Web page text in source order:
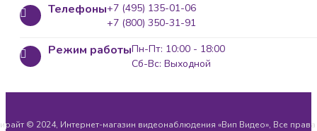
Телефоны+7 (495) 135-01-06
+7 (800) 350-31-91
Режим работыПн-Пт: 10:00 - 18:00
Сб-Вс: Выходной
© 2024, Интернет-магазин видеонаблюдения «Вип Видео», Все